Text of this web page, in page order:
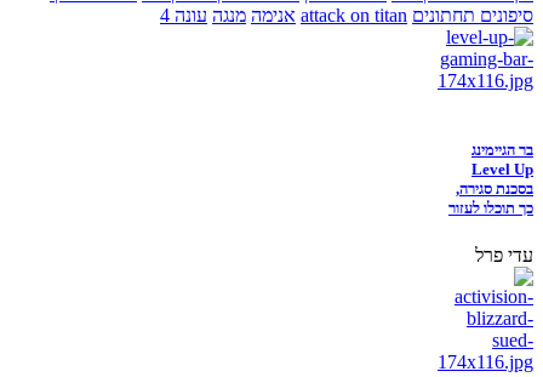
סיפונים תחתונים attack on titan אנימה מנגה עונה 4
בר הגיימינג
Level Up
בסכנת סגירה,
כך תוכלו לעזור
עדי פרל